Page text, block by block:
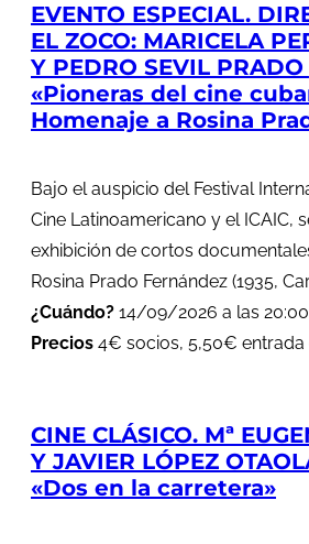
EVENTO ESPECIAL.
EL ZOCO: MARICELA
Y PEDRO SEVIL
«Pioneras del cine
Homenaje a Rosina
Bajo el auspicio del Festival
Cine Latinoamericano y el ICAIC,
exhibición de cortos
Rosina Prado Fernández (1935,
¿Cuándo? 14/09/2026 a las 20:00
Precios 4€ socios, 5,50€ entrada
CINE CLÁSICO. Mª
Y JAVIER LÓPEZ
«Dos en la carretera»